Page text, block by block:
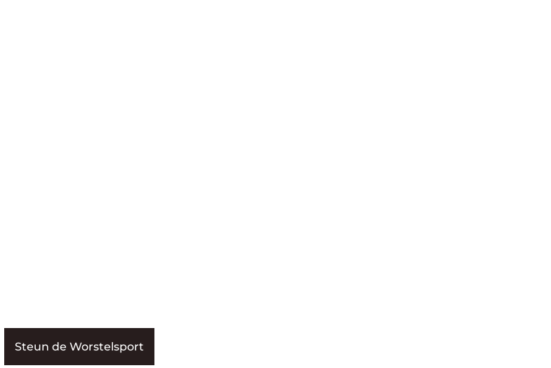
Steun de Worstelsport